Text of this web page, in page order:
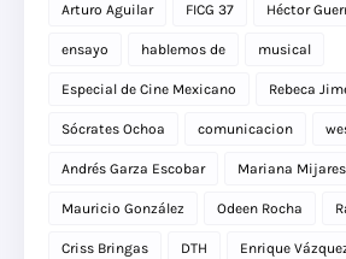
Arturo Aguilar FICG 37 Héctor
ensayo hablemos de musical
Especial de Cine Mexicano Rebeca
Sócrates Ochoa comunicacion
Andrés Garza Escobar Mariana Mijares
Mauricio González Odeen Rocha
Criss Bringas DTH Enrique